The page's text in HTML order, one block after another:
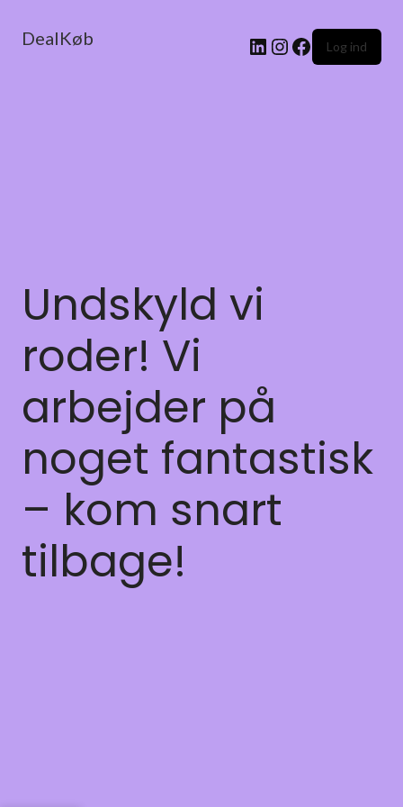
DealKøb Log ind
Undskyld vi
roder! Vi
arbejder på
noget fantastisk
– kom snart
tilbage!